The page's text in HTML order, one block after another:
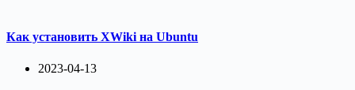
Как установить XWiki на Ubuntu
2023-04-13